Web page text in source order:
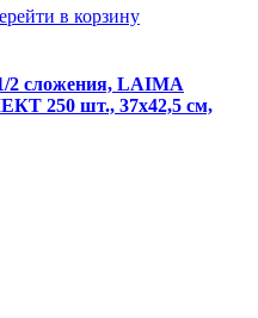
в корзину
2 сложения, LAIMA
250 шт., 37х42,5 см,